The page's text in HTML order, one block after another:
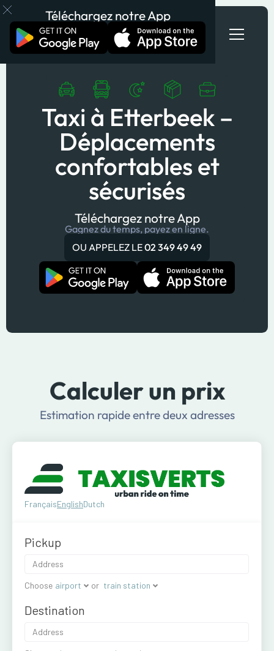
Téléchargez notre App
Taxi à Etterbeek –
Déplacements
confortables et
sécurisés
Téléchargez notre App
Gagnez du temps, payez en ligne.
OU APPELEZ LE02 349 49 49
Calculer un prix
Estimation rapide entre deux adresses